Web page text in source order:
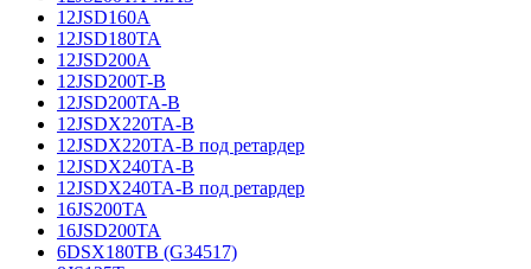
12JSD160A
12JSD180TA
12JSD200A
12JSD200T-B
12JSD200TA-B
12JSDX220TA-B
12JSDX220TA-B под ретардер
12JSDX240TA-B
12JSDX240TA-B под ретардер
16JS200TA
16JSD200TA
6DSX180TB (G34517)